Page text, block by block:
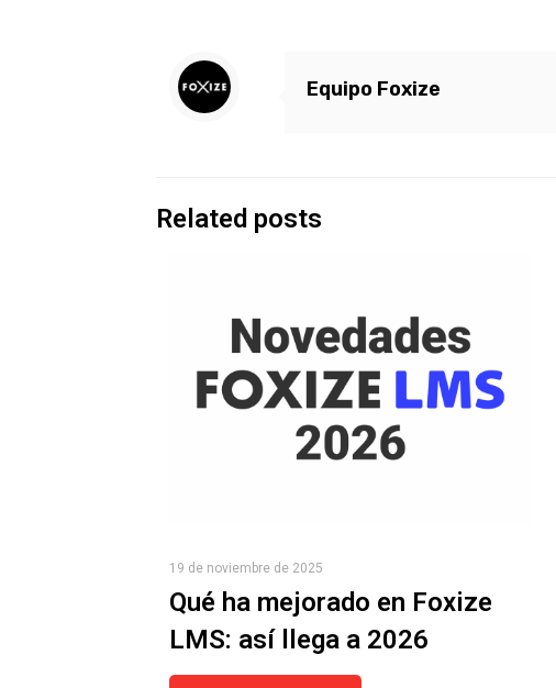
Equipo Foxize
Related posts
19 de noviembre de 2025
Qué ha mejorado en Foxize
LMS: así llega a 2026